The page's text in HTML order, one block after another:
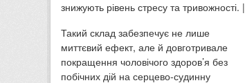
знижують рівень стресу та тривожності. |
Такий склад забезпечує не лише
миттєвий ефект, але й довготривале
покращення чоловічого здоров’я без
побічних дій на серцево-судинну